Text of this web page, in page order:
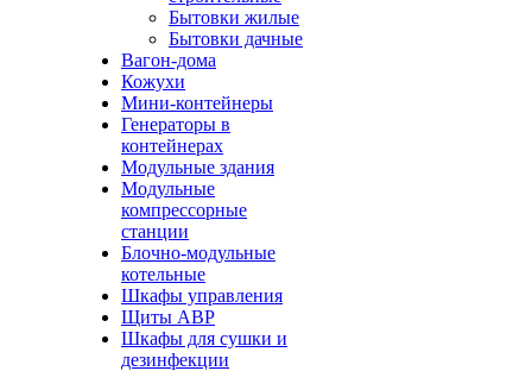
Бытовки жилые
Бытовки дачные
Вагон-дома
Кожухи
Мини-контейнеры
Генераторы в
контейнерах
Модульные здания
Модульные
компрессорные
станции
Блочно-модульные
котельные
Шкафы управления
Щиты АВР
Шкафы для сушки и
дезинфекции